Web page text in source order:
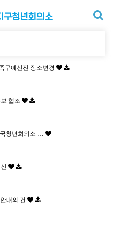
구예선전 장소변경
협조
청년회의소 …
내의 건